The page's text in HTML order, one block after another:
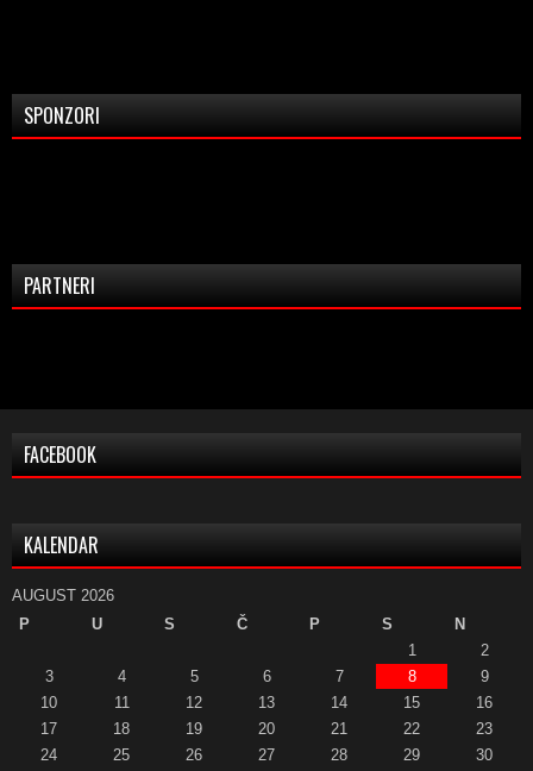
SPONZORI
PARTNERI
FACEBOOK
KALENDAR
AUGUST 2026
P
U S Č P S
N
1
2
3
4 5 6 7 8
9
10
11 12 13 14 15
16
17
18 19 20 21 22
23
24
25 26 27 28 29
30